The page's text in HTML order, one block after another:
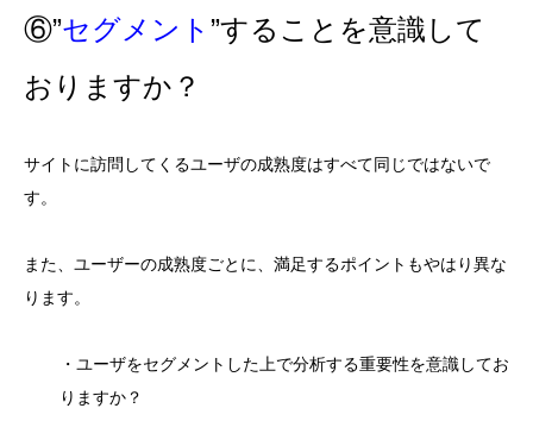
⑥”セグメント ”することを意識して
おりますか？
サイトに訪問してくるユーザの成熟度はすべて同じではないで
す。
また、ユーザーの成熟度ごとに、満足するポイントもやはり異な
ります。
・ユーザをセグメントした上で分析する重要性を意識してお
りますか？